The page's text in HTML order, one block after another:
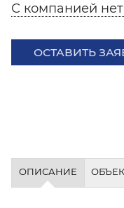
С компанией
ОСТАВИТЬ
ОПИСАНИЕ